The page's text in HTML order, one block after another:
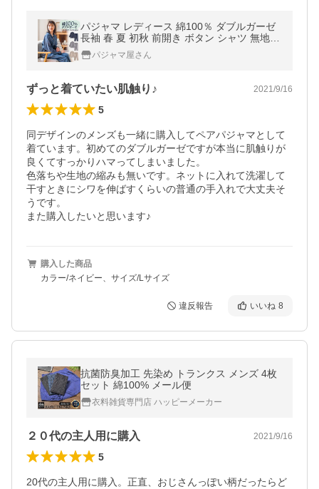
パジャマ レディース 綿100％ ダブルガーゼ
長袖 春 夏 初秋 前開き ボタン シャツ 無地 S
M L LL 3L おそろい ペア プレゼント 母の日
パジャマ屋さん
ずっと着ていたい肌触り♪ 2021/9/16
5
同デザインのメンズも一緒に購入してペアパジャマとして
着ています。初めてのダブルガーゼですが本当に肌触りが
良くてすっかりハマってしまいました。
色落ちや生地の縮みも無いです。ネットに入れて洗濯して
干すときにシワを伸ばすくらいの普通の手入れで大丈夫そ
うです。
また購入したいと思います♪
購入した商品
カラー/ネイビー、サイズ/Lサイズ
違反報告 いいね 8
抗菌防臭加工 先染め トランクス メンズ 4枚
セット 綿100% メール便
衣料雑貨専門店 ハッピーメーカー
２０代の主人用に購入 2021/9/16
5
20代の主人用に購入。正直、おじさんっぽい柄だったらど